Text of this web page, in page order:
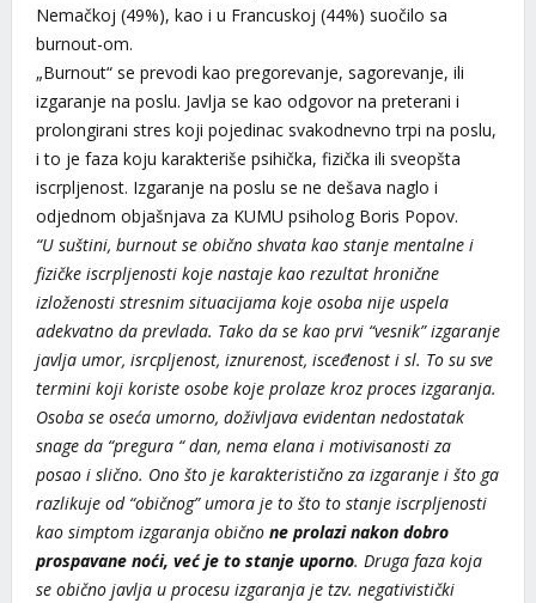
Nemačkoj (49%), kao i u Francuskoj (44%) suočilo sa
burnout-om.
„Burnout“ se prevodi kao pregorevanje, sagorevanje, ili
izgaranje na poslu. Javlja se kao odgovor na preterani i
prolongirani stres koji pojedinac svakodnevno trpi na poslu,
i to je faza koju karakteriše psihička, fizička ili sveopšta
iscrpljenost. Izgaranje na poslu se ne dešava naglo i
odjednom objašnjava za KUMU psiholog Boris Popov.
“U suštini, burnout se obično shvata kao stanje mentalne i
fizičke iscrpljenosti koje nastaje kao rezultat hronične
izloženosti stresnim situacijama koje osoba nije uspela
adekvatno da prevlada. Tako da se kao prvi “vesnik” izgaranje
javlja umor, isrcpljenost, iznurenost, isceđenost i sl. To su sve
termini koji koriste osobe koje prolaze kroz proces izgaranja.
Osoba se oseća umorno, doživljava evidentan nedostatak
snage da “pregura “ dan, nema elana i motivisanosti za
posao i slično. Ono što je karakteristično za izgaranje i što ga
razlikuje od “običnog” umora je to što to stanje iscrpljenosti
kao simptom izgaranja obično ne prolazi nakon dobro
prospavane noći, već je to stanje uporno. Druga faza koja
se obično javlja u procesu izgaranja je tzv. negativistički